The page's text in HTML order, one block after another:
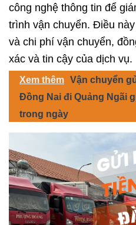
công nghệ thông tin để
trình vận chuyển. Điều
và chi phí vận chuyển,
xác và tin cậy của dịch vụ.
Xem thêm Vận chuyển
Đồng Nai đi Quảng Ngãi
trong ngày